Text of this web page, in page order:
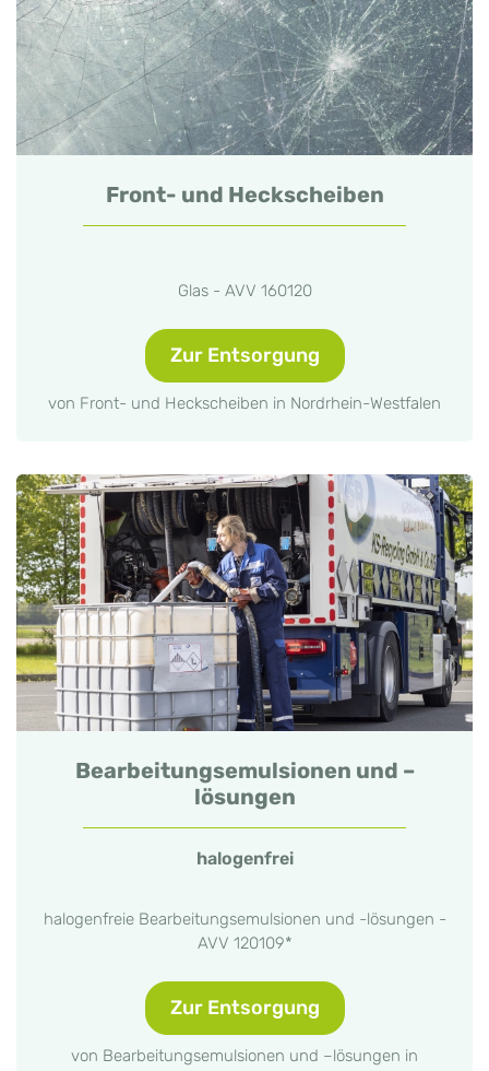
Front- und Heckscheiben
Glas - AVV 160120
Zur Entsorgung
von Front- und Heckscheiben in Nordrhein-Westfalen
Bearbeitungsemulsionen und –
lösungen
halogenfrei
halogenfreie Bearbeitungsemulsionen und -lösungen -
AVV 120109*
Zur Entsorgung
von Bearbeitungsemulsionen und –lösungen in